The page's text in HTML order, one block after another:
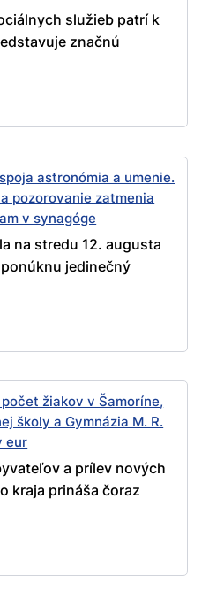
služieb patrí k
značnú
astronómia a umenie.
pozorovanie zatmenia
v synagóge
na stredu 12. augusta
jedinečný
žiakov v Šamoríne,
školy a Gymnázia M. R.
eur
a prílev nových
kraja prináša čoraz